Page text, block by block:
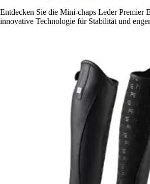
Entdecken Sie die Mini-chaps Leder Premier
innovative Technologie für Stabilität und